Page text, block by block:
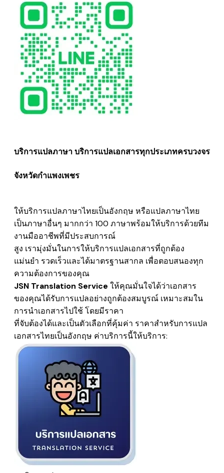
บริการแปลภาษา บริการแปลเอกสารทุกประเภทครบวงจร
จังหวัดกำแพงเพชร
ให้บริการแปลภาษาไทยเป็นอังกฤษ หรือแปลภาษาไทย
เป็นภาษาอื่นๆ มากกว่า 100 ภาษาพร้อมให้บริการด้วยทีม
งานมืออาชีพที่มีประสบการณ์
สูง เรามุ่งมั่นในการให้บริการแปลเอกสารที่ถูกต้อง
แม่นยำ รวดเร็วและได้มาตรฐานสากล เพื่อตอบสนองทุก
ความต้องการของคุณ
JSN Translation Service ให้คุณมั่นใจได้ว่าเอกสาร
ของคุณได้รับการแปลอย่างถูกต้องสมบูรณ์ เหมาะสมใน
การนำเอกสารไปใช้ โดยมีราคา
​ที่จับต้องได้และเป็นตัวเลือกที่​คุ้มค่า ราคาสำหรับการแปล
เอกสารไทยเป็นอังกฤษ ค่าบริการนี้ให้บริการ: